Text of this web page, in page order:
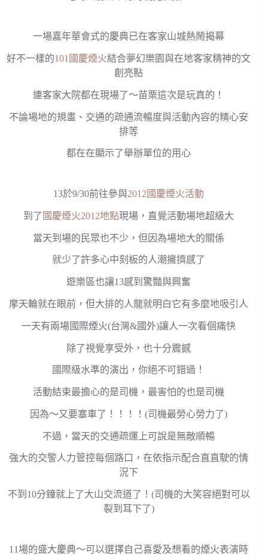
一場嘉年華會式的慶典已在客家山城熱鬧揭幕
好不一樣的101國慶煙火結合夢幻樂園與在地客家精神的文
創亮點
連客家大院都在現場了～苗栗這次是玩真的！
不論場地的規畫、交通的疏通流暢度與活動內容的精心安
排等
都在在顯示了舉辦單位的用心
13於9/30前往參與2012國慶煙火活動
到了 國慶煙火2012地點現場，直覺活動場地超級大
當天到場的民眾也不少，但因為場地大的關係
就少了許多心中刻板的人潮擁擠感了
遊樂區也讓13感到驚豔與興奮
摩天輪就在眼前，但大排的人龍就明白它有多麼地吸引人
一天有兩場國際煙火(台灣&國外)讓人一次看個痛快
除了視覺享受外，也十分震撼
國際級水準的演出，你絕不可錯過！
活動結束最擔心的是司機，最害怕的也是司機
因為～又要塞車了！！！！(司機最勞心勞力了)
不過，當天的交通疏運上可說是無敵順暢
強大的交警人力管控每個路口，在依指示配合直直駛的情
況下
不到10分鐘就上了大山交流道了！(司機的大笑容絕對可以
裂到耳下了)
11場的盛大慶典～可以選擇自己喜愛及想看的煙火表演時